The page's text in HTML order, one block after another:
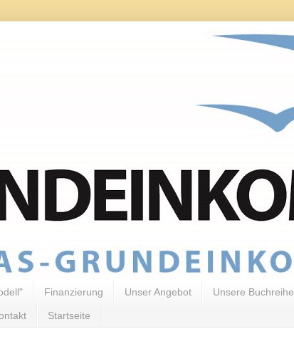
Finanzierung Unser Angebot Unsere Buchreihe
Startseite